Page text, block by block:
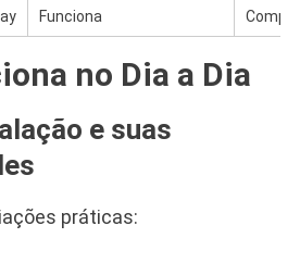
Funciona
no Dia a Dia
e suas
práticas: